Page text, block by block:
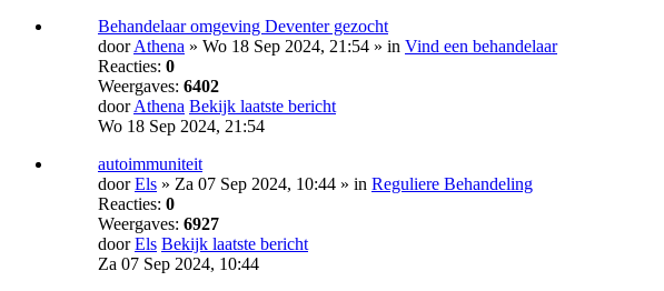
Behandelaar omgeving Deventer gezocht
doorAthena » Wo 18 Sep 2024, 21:54 » in Vind een behandelaar
Reacties: 0
Weergaves: 6402
doorAthena Bekijk laatste bericht
Wo 18 Sep 2024, 21:54
autoimmuniteit
doorEls » Za 07 Sep 2024, 10:44 » in Reguliere Behandeling
Reacties: 0
Weergaves: 6927
doorEls Bekijk laatste bericht
Za 07 Sep 2024, 10:44